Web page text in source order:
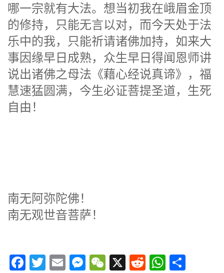
哪一宗就有大法。想当初我在峨眉金顶
的修持，只能无言以对，而今天处于法
乐中的我，只能祈请诸佛加持，如来大
事因缘早日成熟，众生早日得闻恩师讲
说出诸佛之母法《藉心经说真谛》，福
慧速猛圆满，今生必证菩提圣道，生死
自由！
南无阿弥陀佛！
南无观世音菩萨！
Facebook
Twitter
EmailMessenger
WeChat
X Reddit